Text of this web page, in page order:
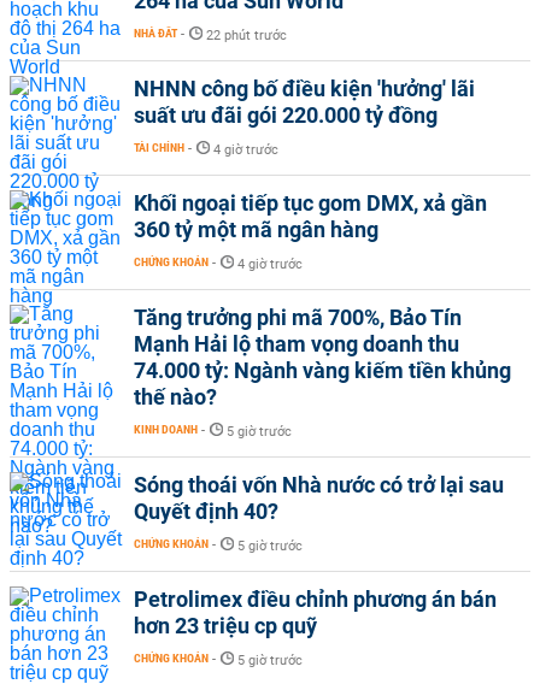
NHÀ ĐẤT - 22 phút trước
NHNN công bố điều kiện 'hưởng' lãi
suất ưu đãi gói 220.000 tỷ đồng
TÀI CHÍNH - 4 giờ trước
Khối ngoại tiếp tục gom DMX, xả gần
360 tỷ một mã ngân hàng
CHỨNG KHOÁN - 4 giờ trước
Tăng trưởng phi mã 700%, Bảo Tín
Mạnh Hải lộ tham vọng doanh thu
74.000 tỷ: Ngành vàng kiếm tiền khủng
thế nào?
KINH DOANH - 5 giờ trước
Sóng thoái vốn Nhà nước có trở lại sau
Quyết định 40?
CHỨNG KHOÁN - 5 giờ trước
Petrolimex điều chỉnh phương án bán
hơn 23 triệu cp quỹ
CHỨNG KHOÁN - 5 giờ trước